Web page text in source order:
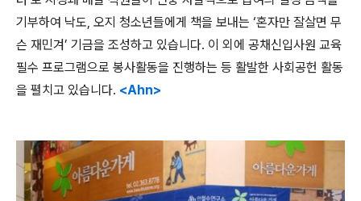
기부하여 낙도, 오지 청소년들에게 책을 보내는 ‘혼자만 잘살면 무
슨 재민겨’ 기금을 조성하고 있습니다. 이 외에 공채신입사원 교육
필수 프로그램으로 봉사활동을 진행하는 등 활발한 사회공헌 활동
을 펼치고 있습니다. <Ahn>